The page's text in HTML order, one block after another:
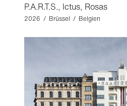
P.A.R.T.S., Ictus, Rosas
2026 / Brüssel / Belgien